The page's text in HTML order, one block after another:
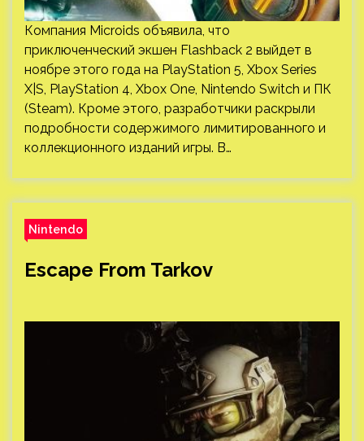
Компания Microids объявила, что
приключенческий экшен Flashback 2 выйдет в
ноябре этого года на PlayStation 5, Xbox Series
X|S, PlayStation 4, Xbox One, Nintendo Switch и ПК
(Steam). Кроме этого, разработчики раскрыли
подробности содержимого лимитированного и
коллекционного изданий игры. В…
Nintendo
Escape From Tarkov